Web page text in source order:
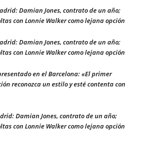
Damian Jones, contrato de un año;
con Lonnie Walker como lejana opción
Damian Jones, contrato de un año;
con Lonnie Walker como lejana opción
en el Barcelona: «El primer
reconozca un estilo y esté contenta con
Damian Jones, contrato de un año;
con Lonnie Walker como lejana opción